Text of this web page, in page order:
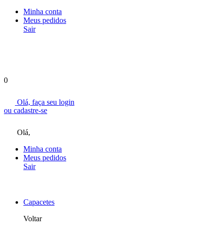
Minha conta
Meus pedidos
Sair
0
Olá, faça seu login
ou cadastre-se
Olá,
Minha conta
Meus pedidos
Sair
Capacetes
Voltar